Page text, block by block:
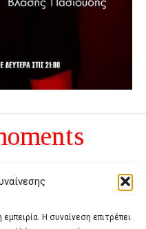
Η συναίνεση επιτρέπει